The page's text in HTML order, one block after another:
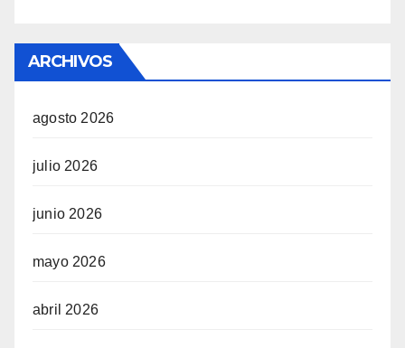
ARCHIVOS
agosto 2026
julio 2026
junio 2026
mayo 2026
abril 2026